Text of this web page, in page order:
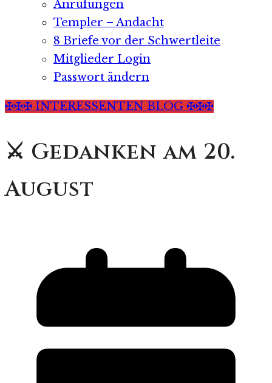
Anrufungen
Templer – Andacht
8 Briefe vor der Schwertleite
Mitglieder Login
Passwort ändern
✠✠✠ INTERESSENTEN BLOG ✠✠✠
⚔️ Gedanken am 20.
August